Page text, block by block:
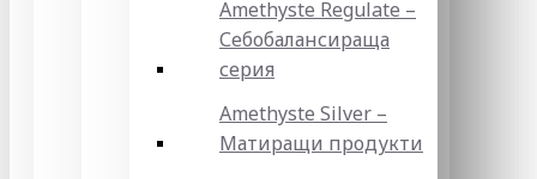
Amethyste Regulate –
Себобалансираща
серия
Amethyste Silver –
Матиращи продукти